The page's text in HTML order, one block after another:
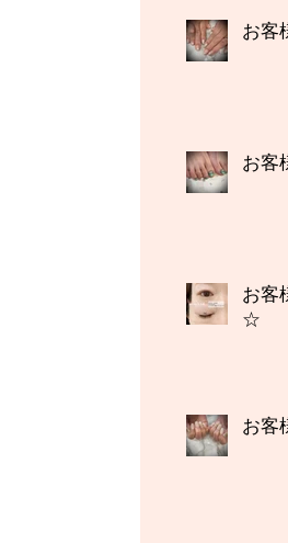
お客
お客
お客
☆
お客